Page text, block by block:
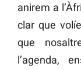
anirem a
clar que
que
l’agenda,